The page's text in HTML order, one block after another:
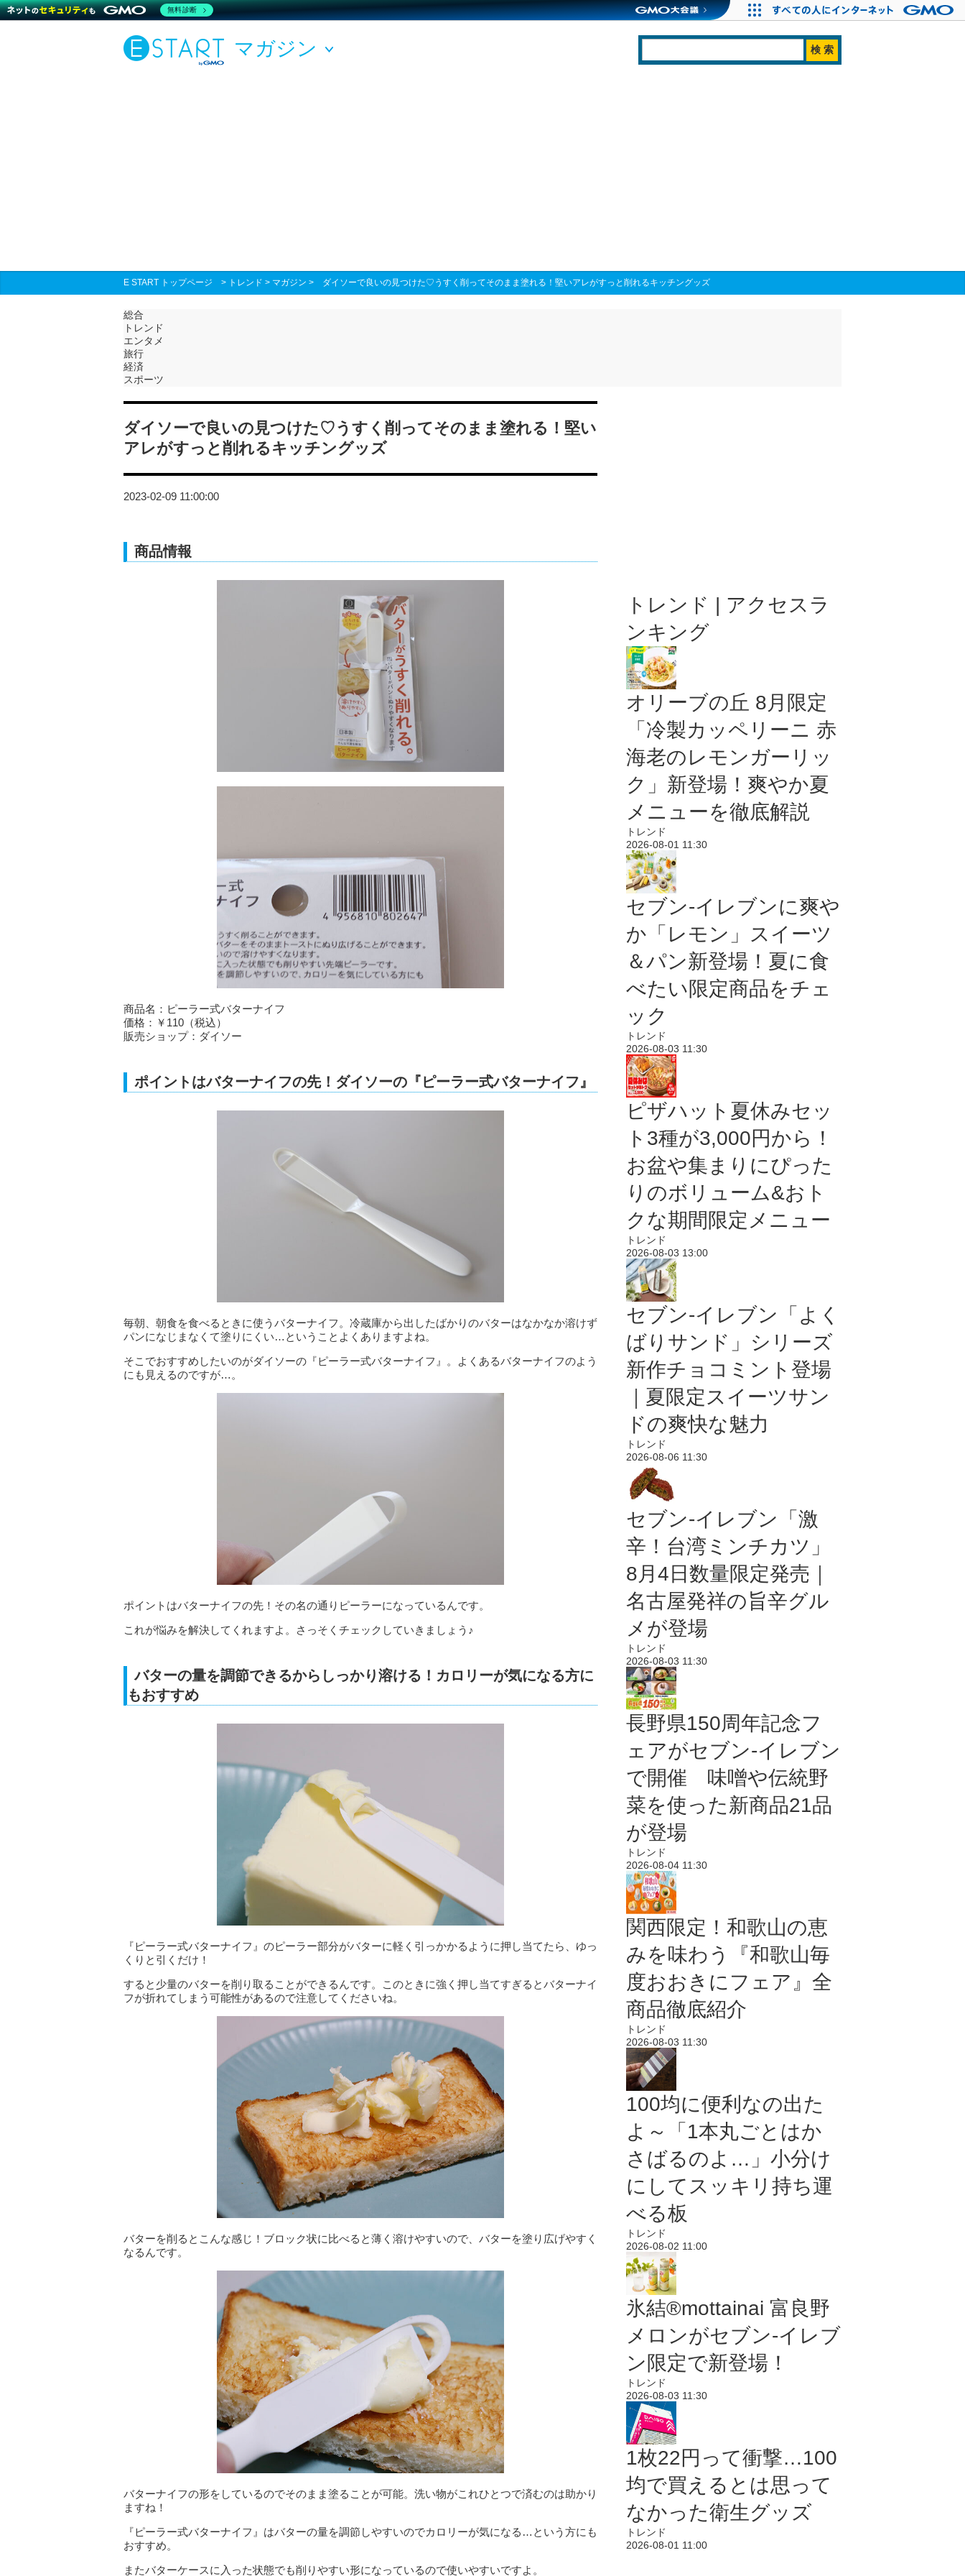
マガジン
E START トップページ > トレンド > マガジン > ダイソーで良いの見つけた♡うすく削ってそのまま塗れる！堅いアレがすっと削れるキッチングッズ
総合
トレンド
エンタメ
旅行
経済
スポーツ
ダイソーで良いの見つけた♡うすく削ってそのまま塗れる！堅い
アレがすっと削れるキッチングッズ
2023-02-09 11:00:00
商品情報
商品名：ピーラー式バターナイフ
価格：￥110（税込）
販売ショップ：ダイソー
ポイントはバターナイフの先！ダイソーの『ピーラー式バターナイフ』
毎朝、朝食を食べるときに使うバターナイフ。冷蔵庫から出したばかりのバターはなかなか溶けず
パンになじまなくて塗りにくい…ということよくありますよね。
そこでおすすめしたいのがダイソーの『ピーラー式バターナイフ』。よくあるバターナイフのよう
にも見えるのですが…。
ポイントはバターナイフの先！その名の通りピーラーになっているんです。
これが悩みを解決してくれますよ。さっそくチェックしていきましょう♪
バターの量を調節できるからしっかり溶ける！カロリーが気になる方に
もおすすめ
『ピーラー式バターナイフ』のピーラー部分がバターに軽く引っかかるように押し当てたら、ゆっ
くりと引くだけ！
すると少量のバターを削り取ることができるんです。このときに強く押し当てすぎるとバターナイ
フが折れてしまう可能性があるので注意してくださいね。
バターを削るとこんな感じ！ブロック状に比べると薄く溶けやすいので、バターを塗り広げやすく
なるんです。
バターナイフの形をしているのでそのまま塗ることが可能。洗い物がこれひとつで済むのは助かり
ますね！
『ピーラー式バターナイフ』はバターの量を調節しやすいのでカロリーが気になる…という方にも
おすすめ。
またバターケースに入った状態でも削りやすい形になっているので使いやすいですよ。
トレンド | アクセスラ
ンキング
オリーブの丘 8月限定
「冷製カッペリーニ 赤
海老のレモンガーリッ
ク」新登場！爽やか夏
メニューを徹底解説
トレンド
2026-08-01 11:30
セブン‐イレブンに爽や
か「レモン」スイーツ
＆パン新登場！夏に食
べたい限定商品をチェ
ック
トレンド
2026-08-03 11:30
ピザハット夏休みセッ
ト3種が3,000円から！
お盆や集まりにぴった
りのボリューム&おト
クな期間限定メニュー
トレンド
2026-08-03 13:00
セブン‐イレブン「よく
ばりサンド」シリーズ
新作チョコミント登場
｜夏限定スイーツサン
ドの爽快な魅力
トレンド
2026-08-06 11:30
セブン-イレブン「激
辛！台湾ミンチカツ」
8月4日数量限定発売｜
名古屋発祥の旨辛グル
メが登場
トレンド
2026-08-03 11:30
長野県150周年記念フ
ェアがセブン-イレブン
で開催 味噌や伝統野
菜を使った新商品21品
が登場
トレンド
2026-08-04 11:30
関西限定！和歌山の恵
みを味わう『和歌山毎
度おおきにフェア』全
商品徹底紹介
トレンド
2026-08-03 11:30
100均に便利なの出た
よ～「1本丸ごとはか
さばるのよ…」小分け
にしてスッキリ持ち運
べる板
トレンド
2026-08-02 11:00
氷結®mottainai 富良野
メロンがセブン‐イレブ
ン限定で新登場！
トレンド
2026-08-03 11:30
1枚22円って衝撃…100
均で買えるとは思って
なかった衛生グッズ
トレンド
2026-08-01 11:00
無料診断